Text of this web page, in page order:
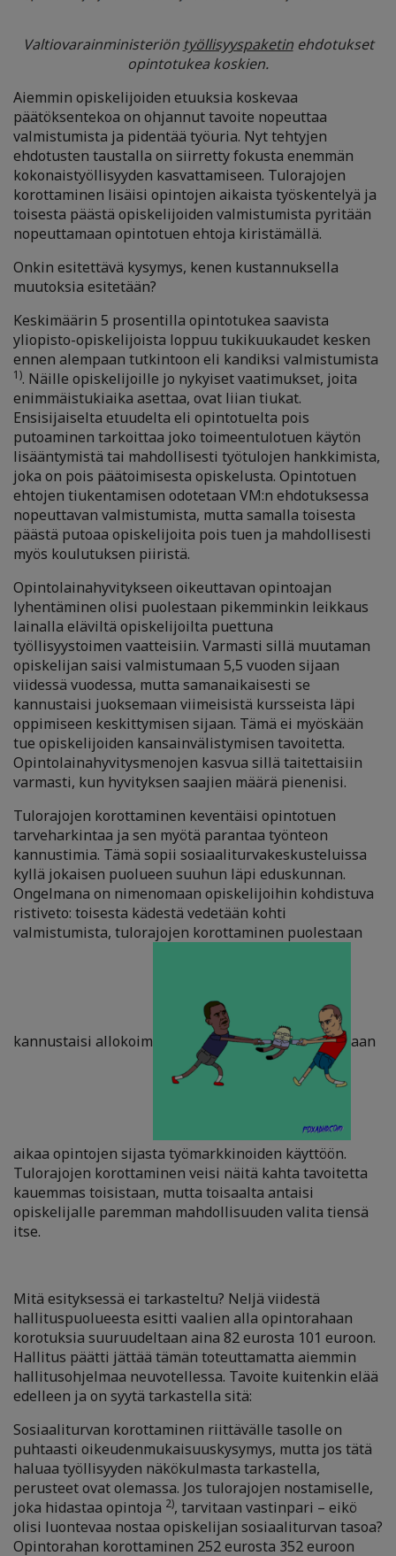
Valtiovarainministeriön työllisyyspaketinehdotukset
opintotukea koskien.
Aiemmin opiskelijoiden etuuksia koskevaa
päätöksentekoa on ohjannut tavoite nopeuttaa
valmistumista ja pidentää työuria. Nyt tehtyjen
ehdotusten taustalla on siirretty fokusta enemmän
kokonaistyöllisyyden kasvattamiseen. Tulorajojen
korottaminen lisäisi opintojen aikaista työskentelyä ja
toisesta päästä opiskelijoiden valmistumista pyritään
nopeuttamaan opintotuen ehtoja kiristämällä.
Onkin esitettävä kysymys, kenen kustannuksella
muutoksia esitetään?
Keskimäärin 5 prosentilla opintotukea saavista
yliopisto-opiskelijoista loppuu tukikuukaudet kesken
ennen alempaan tutkintoon eli kandiksi valmistumista
1). Näille opiskelijoille jo nykyiset vaatimukset, joita
enimmäistukiaika asettaa, ovat liian tiukat.
Ensisijaiselta etuudelta eli opintotuelta pois
putoaminen tarkoittaa joko toimeentulotuen käytön
lisääntymistä tai mahdollisesti työtulojen hankkimista,
joka on pois päätoimisesta opiskelusta. Opintotuen
ehtojen tiukentamisen odotetaan VM:n ehdotuksessa
nopeuttavan valmistumista, mutta samalla toisesta
päästä putoaa opiskelijoita pois tuen ja mahdollisesti
myös koulutuksen piiristä.
Opintolainahyvitykseen oikeuttavan opintoajan
lyhentäminen olisi puolestaan pikemminkin leikkaus
lainalla eläviltä opiskelijoilta puettuna
työllisyystoimen vaatteisiin. Varmasti sillä muutaman
opiskelijan saisi valmistumaan 5,5 vuoden sijaan
viidessä vuodessa, mutta samanaikaisesti se
kannustaisi juoksemaan viimeisistä kursseista läpi
oppimiseen keskittymisen sijaan. Tämä ei myöskään
tue opiskelijoiden kansainvälistymisen tavoitetta.
Opintolainahyvitysmenojen kasvua sillä taitettaisiin
varmasti, kun hyvityksen saajien määrä pienenisi.
Tulorajojen korottaminen keventäisi opintotuen
tarveharkintaa ja sen myötä parantaa työnteon
kannustimia. Tämä sopii sosiaaliturvakeskusteluissa
kyllä jokaisen puolueen suuhun läpi eduskunnan.
Ongelmana on nimenomaan opiskelijoihin kohdistuva
ristiveto: toisesta kädestä vedetään kohti
valmistumista, tulorajojen korottaminen puolestaan
kannustaisi allokoim aan
aikaa opintojen sijasta työmarkkinoiden käyttöön.
Tulorajojen korottaminen veisi näitä kahta tavoitetta
kauemmas toisistaan, mutta toisaalta antaisi
opiskelijalle paremman mahdollisuuden valita tiensä
itse.
Mitä esityksessä ei tarkasteltu? Neljä viidestä
hallituspuolueesta esitti vaalien alla opintorahaan
korotuksia suuruudeltaan aina 82 eurosta 101 euroon.
Hallitus päätti jättää tämän toteuttamatta aiemmin
hallitusohjelmaa neuvotellessa. Tavoite kuitenkin elää
edelleen ja on syytä tarkastella sitä:
Sosiaaliturvan korottaminen riittävälle tasolle on
puhtaasti oikeudenmukaisuuskysymys, mutta jos tätä
haluaa työllisyyden näkökulmasta tarkastella,
perusteet ovat olemassa. Jos tulorajojen nostamiselle,
joka hidastaa opintoja 2), tarvitaan vastinpari – eikö
olisi luontevaa nostaa opiskelijan sosiaaliturvan tasoa?
Opintorahan korottaminen 252 eurosta 352 euroon